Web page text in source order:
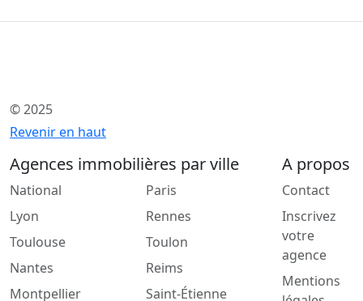
© 2025
Revenir en haut
Agences immobilières par ville
National
Lyon
Toulouse
Nantes
Montpellier
Paris
Rennes
Toulon
Reims
Saint-Étienne
A propos
Contact
Inscrivez
votre
agence
Mentions